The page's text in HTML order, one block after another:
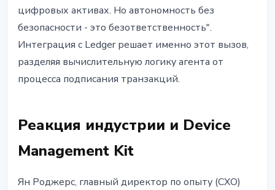
цифровых активах. Но автономность без
безопасности - это безответственность".
Интеграция с Ledger решает именно этот вызов,
разделяя вычислительную логику агента от
процесса подписания транзакций.
Реакция индустрии и Device
Management Kit
Ян Роджерс, главный директор по опыту (CXO)